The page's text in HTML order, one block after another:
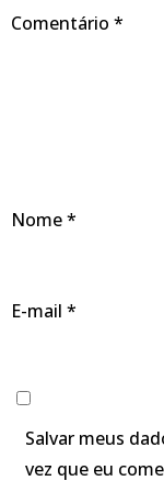
Comentário *
Nome*
E-mail *
Salvar meus
vez que eu